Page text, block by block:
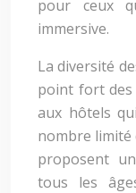
pour ceux
immersive.
La diversité
point fort des
aux hôtels
nombre limité
proposent
tous les